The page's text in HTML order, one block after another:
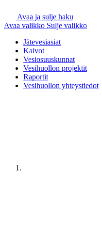
Avaa ja sulje haku
Avaa valikko Sulje valikko
Jätevesiasiat
Kaivot
Vesiosuuskunnat
Vesihuollon projektit
Raportit
Vesihuollon yhteystiedot